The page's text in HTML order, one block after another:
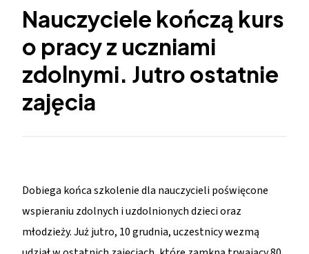
Nauczyciele kończą kurs
o pracy z uczniami
zdolnymi. Jutro ostatnie
zajęcia
Dobiega końca szkolenie dla nauczycieli poświęcone
wspieraniu zdolnych i uzdolnionych dzieci oraz
młodzieży. Już jutro, 10 grudnia, uczestnicy wezmą